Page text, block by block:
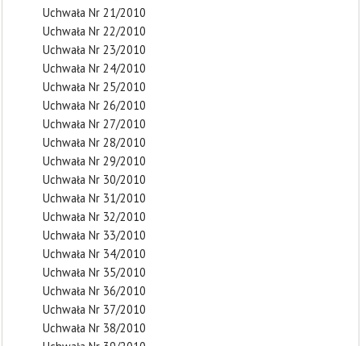
Uchwała Nr 21/2010
Uchwała Nr 22/2010
Uchwała Nr 23/2010
Uchwała Nr 24/2010
Uchwała Nr 25/2010
Uchwała Nr 26/2010
Uchwała Nr 27/2010
Uchwała Nr 28/2010
Uchwała Nr 29/2010
Uchwała Nr 30/2010
Uchwała Nr 31/2010
Uchwała Nr 32/2010
Uchwała Nr 33/2010
Uchwała Nr 34/2010
Uchwała Nr 35/2010
Uchwała Nr 36/2010
Uchwała Nr 37/2010
Uchwała Nr 38/2010